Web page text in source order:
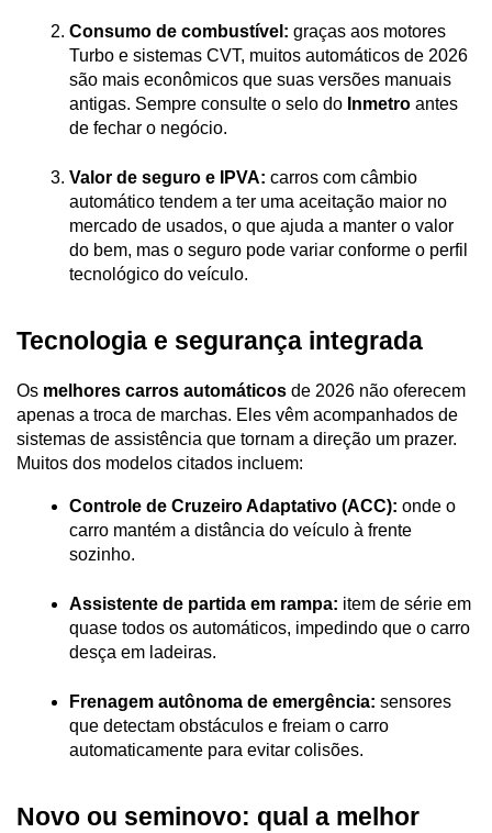
Consumo de combustível: graças aos motores
Turbo e sistemas CVT, muitos automáticos de 2026
são mais econômicos que suas versões manuais
antigas. Sempre consulte o selo do Inmetro antes
de fechar o negócio.
Valor de seguro e IPVA: carros com câmbio
automático tendem a ter uma aceitação maior no
mercado de usados, o que ajuda a manter o valor
do bem, mas o seguro pode variar conforme o perfil
tecnológico do veículo.
Tecnologia e segurança integrada
Os melhores carros automáticos de 2026 não oferecem
apenas a troca de marchas. Eles vêm acompanhados de
sistemas de assistência que tornam a direção um prazer.
Muitos dos modelos citados incluem:
Controle de Cruzeiro Adaptativo (ACC): onde o
carro mantém a distância do veículo à frente
sozinho.
Assistente de partida em rampa: item de série em
quase todos os automáticos, impedindo que o carro
desça em ladeiras.
Frenagem autônoma de emergência: sensores
que detectam obstáculos e freiam o carro
automaticamente para evitar colisões.
Novo ou seminovo: qual a melhor